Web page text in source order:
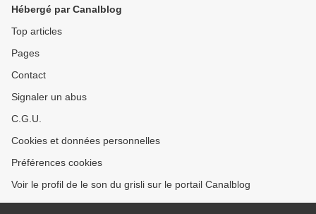
Hébergé par Canalblog
Top articles
Pages
Contact
Signaler un abus
C.G.U.
Cookies et données personnelles
Préférences cookies
Voir le profil de le son du grisli sur le portail Canalblog